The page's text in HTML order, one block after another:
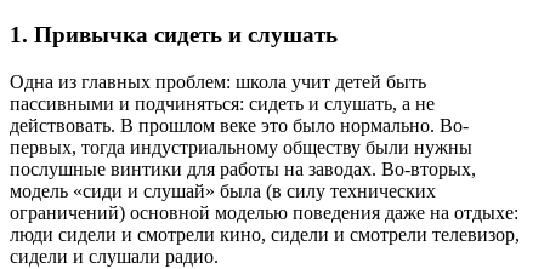
1. Привычка сидеть и слушать
Одна из главных проблем: школа учит детей быть
пассивными и подчиняться: сидеть и слушать, а не
действовать. В прошлом веке это было нормально. Во-
первых, тогда индустриальному обществу были нужны
послушные винтики для работы на заводах. Во-вторых,
модель «сиди и слушай» была (в силу технических
ограничений) основной моделью поведения даже на отдыхе:
люди сидели и смотрели кино, сидели и смотрели телевизор,
сидели и слушали радио.